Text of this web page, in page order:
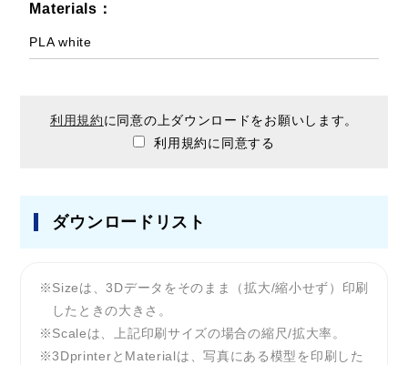
Materials：
PLA white
利用規約に同意の上ダウンロードをお願いします。
利用規約に同意する
ダウンロードリスト
Sizeは、3Dデータをそのまま（拡大/縮小せず）印刷
したときの大きさ。
Scaleは、上記印刷サイズの場合の縮尺/拡大率。
3DprinterとMaterialは、写真にある模型を印刷した